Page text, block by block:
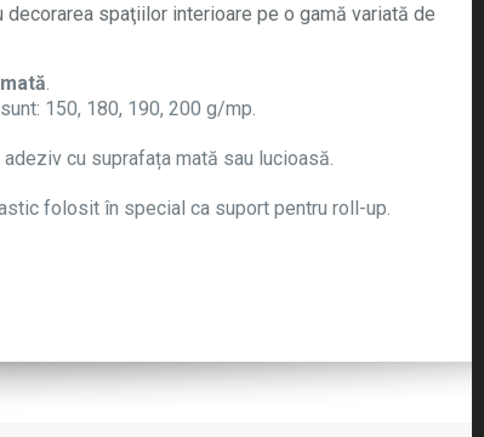
spaţiilor interioare pe o gamă variată de
150, 180, 190, 200 g/mp.
cu suprafața mată sau lucioasă.
folosit în special ca suport pentru roll-up.